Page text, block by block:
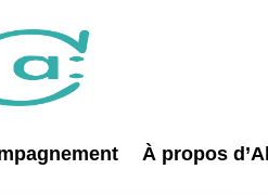
À propos